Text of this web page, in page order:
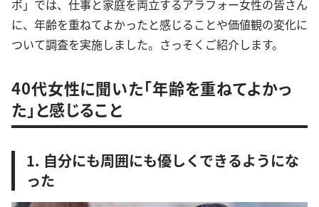
ボ」では、仕事と家庭を両立するアラフォー女性の皆さん
に、年齢を重ねてよかったと感じることや価値観の変化に
ついて調査を実施しました。さっそくご紹介します。
40代女性に聞いた「年齢を重ねてよかっ
た」と感じること
1. 自分にも周囲にも優しくできるようにな
った